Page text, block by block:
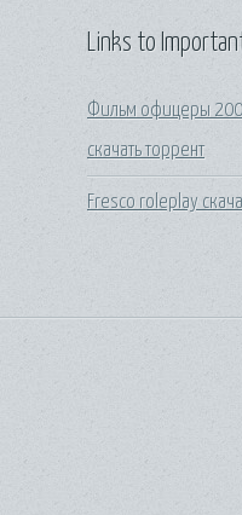
Links to
Фильм офицеры
скачать торрент
Fresco roleplay